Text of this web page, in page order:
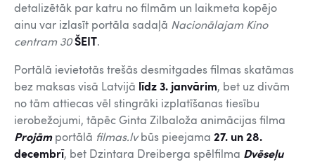
detalizētāk par katru no filmām un laikmeta kopējo
ainu var izlasīt portāla sadaļā Nacionālajam Kino
centram 30 ŠEIT .
Portālā ievietotās trešās desmitgades filmas skatāmas
bez maksas visā Latvijā līdz 3. janvārim, bet uz divām
no tām attiecas vēl stingrāki izplatīšanas tiesību
ierobežojumi, tāpēc Ginta Zilbaloža animācijas filma
Projāmportālā filmas.lvbūs pieejama 27. un 28.
decembrī, bet Dzintara Dreiberga spēlfilma Dvēseļu